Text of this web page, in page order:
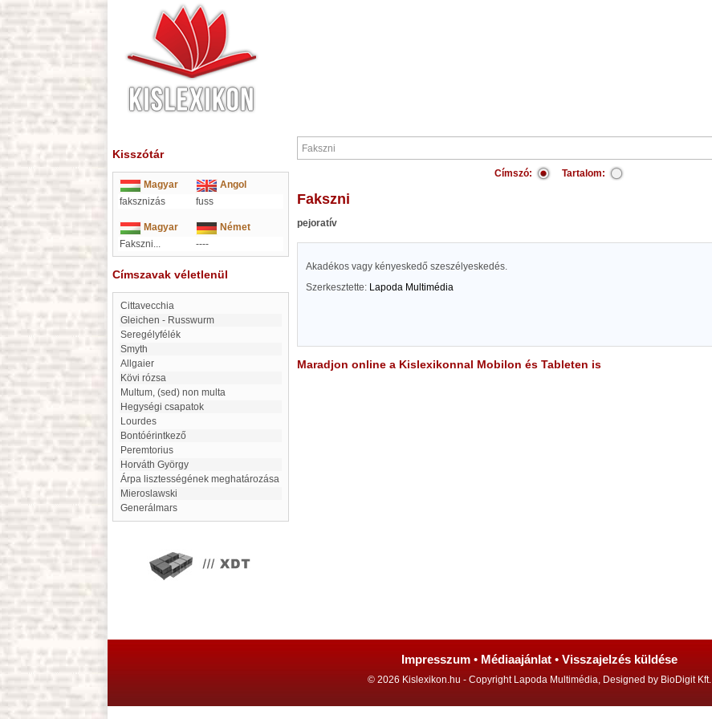
Kisszótár
Magyar
Angol
faksznizás
fuss
Magyar
Német
Fakszni...
----
Címszavak véletlenül
Cittavecchia
Gleichen - Russwurm
Seregélyfélék
Smyth
Allgaier
Kövi rózsa
multum, (sed) non multa
Hegységi csapatok
Lourdes
Bontóérintkező
Peremtorius
Horváth György
Árpa lisztességének meghatározása
Mieroslawski
generálmars
Címszó: Tartalom:
Fakszni
pejoratív
Akadékos vagy kényeskedő szeszélyeskedés.
Szerkesztette: Lapoda Multimédia
Maradjon online a Kislexikonnal Mobilon és Tableten is
Impresszum • Médiaajánlat • Visszajelzés küldése
© 2026 Kislexikon.hu - Copyright Lapoda Multimédia, Designed by BioDigit Kft.